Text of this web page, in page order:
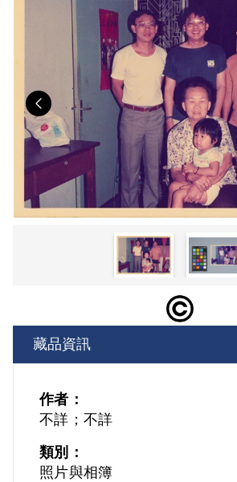
Previous
藏品資訊
作者：
不詳；不詳
類別：
照片與相簿